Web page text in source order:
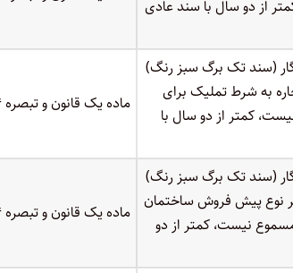
از دو سال با سند عادی
(سند تک برگ سبز رنگ)
به شرط تملیک برای
کمتر از دو سال با
ماده یک قانون و تبصره ۴ ماده یک
(سند تک برگ سبز رنگ)
نوع پیش فروش ساختمان
نیست، کمتر از دو
ماده یک قانون و تبصره ۴ ماده یک